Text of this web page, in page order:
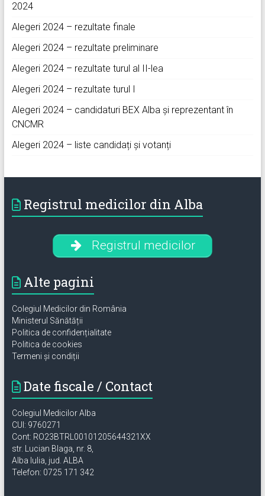
2024
Alegeri 2024 – rezultate finale
Alegeri 2024 – rezultate preliminare
Alegeri 2024 – rezultate turul al II-lea
Alegeri 2024 – rezultate turul I
Alegeri 2024 – candidaturi BEX Alba și reprezentant în
CNCMR
Alegeri 2024 – liste candidați și votanți
Registrul medicilor din Alba
Registrul medicilor
Alte pagini
Colegiul Medicilor din România
Ministerul Sănătății
Politica de confidențialitate
Politica de cookies
Termeni și condiții
Date fiscale / Contact
Colegiul Medicilor Alba
CUI: 9760271
Cont: RO23BTRL00101205644321XX
str. Lucian Blaga, nr. 8,
Alba Iulia, jud. ALBA
Telefon: 0725 171 342